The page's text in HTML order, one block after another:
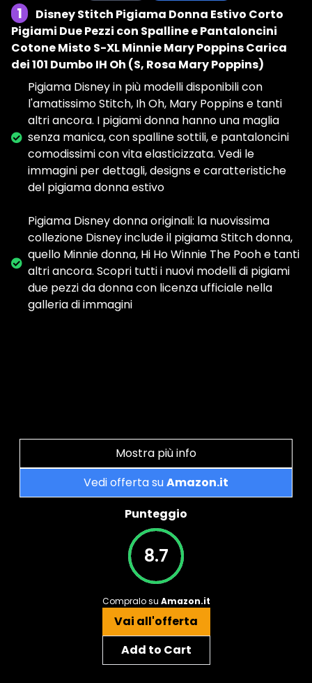
1
Disney Stitch Pigiama Donna Estivo Corto
Pigiami Due Pezzi con Spalline e Pantaloncini
Cotone Misto S-XL Minnie Mary Poppins Carica
dei 101 Dumbo IH Oh (S, Rosa Mary Poppins)
Pigiama Disney in più modelli disponibili con
l'amatissimo Stitch, Ih Oh, Mary Poppins e tanti
altri ancora. I pigiami donna hanno una maglia
senza manica, con spalline sottili, e pantaloncini
comodissimi con vita elasticizzata. Vedi le
immagini per dettagli, designs e caratteristiche
del pigiama donna estivo
Pigiama Disney donna originali: la nuovissima
collezione Disney include il pigiama Stitch donna,
quello Minnie donna, Hi Ho Winnie The Pooh e tanti
altri ancora. Scopri tutti i nuovi modelli di pigiami
due pezzi da donna con licenza ufficiale nella
galleria di immagini
Mostra più info
Vedi offerta suAmazon.it
Punteggio
8.7
Compralo su Amazon.it
Vai all'offerta
Add to Cart